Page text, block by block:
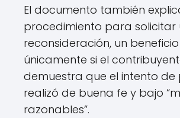
El documento también
procedimiento para solicitar
reconsideración, un
únicamente si el
demuestra que el intento de
realizó de buena fe y bajo
razonables”.